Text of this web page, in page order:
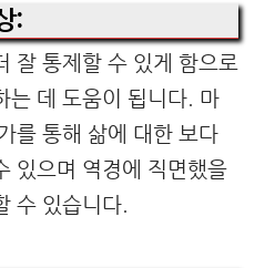
:
잘 통제할 수 있게 함으로
는 데 도움이 됩니다. 마
를 통해 삶에 대한 보다
있으며 역경에 직면했을
수 있습니다.